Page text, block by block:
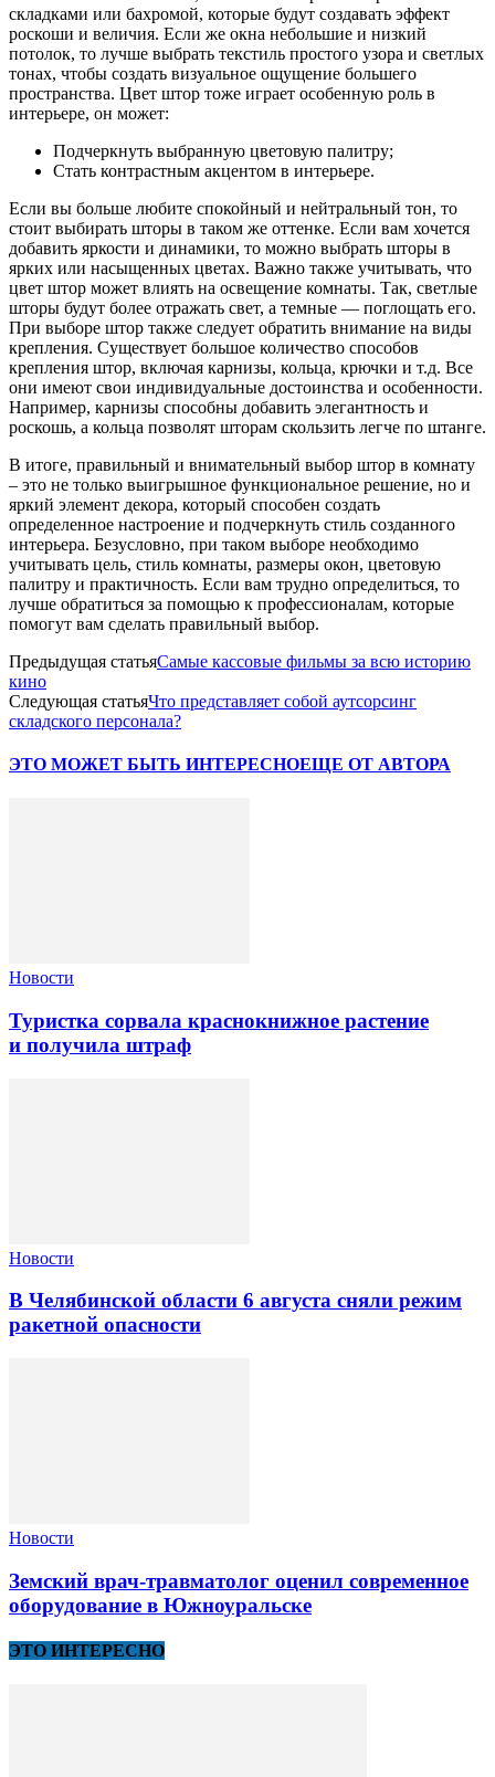
складками или бахромой, которые будут создавать эффект
роскоши и величия. Если же окна небольшие и низкий
потолок, то лучше выбрать текстиль простого узора и светлых
тонах, чтобы создать визуальное ощущение большего
пространства. Цвет штор тоже играет особенную роль в
интерьере, он может:
Подчеркнуть выбранную цветовую палитру;
Стать контрастным акцентом в интерьере.
Если вы больше любите спокойный и нейтральный тон, то
стоит выбирать шторы в таком же оттенке. Если вам хочется
добавить яркости и динамики, то можно выбрать шторы в
ярких или насыщенных цветах. Важно также учитывать, что
цвет штор может влиять на освещение комнаты. Так, светлые
шторы будут более отражать свет, а темные — поглощать его.
При выборе штор также следует обратить внимание на виды
крепления. Существует большое количество способов
крепления штор, включая карнизы, кольца, крючки и т.д. Все
они имеют свои индивидуальные достоинства и особенности.
Например, карнизы способны добавить элегантность и
роскошь, а кольца позволят шторам скользить легче по штанге.
В итоге, правильный и внимательный выбор штор в комнату
– это не только выигрышное функциональное решение, но и
яркий элемент декора, который способен создать
определенное настроение и подчеркнуть стиль созданного
интерьера. Безусловно, при таком выборе необходимо
учитывать цель, стиль комнаты, размеры окон, цветовую
палитру и практичность. Если вам трудно определиться, то
лучше обратиться за помощью к профессионалам, которые
помогут вам сделать правильный выбор.
Предыдущая статьяСамые кассовые фильмы за всю историю
кино
Следующая статьяЧто представляет собой аутсорсинг
складского персонала?
ЭТО МОЖЕТ БЫТЬ ИНТЕРЕСНОЕЩЕ ОТ АВТОРА
Новости
Туристка сорвала краснокнижное растение
и получила штраф
Новости
В Челябинской области 6 августа сняли режим
ракетной опасности
Новости
Земский врач-травматолог оценил современное
оборудование в Южноуральске
ЭТО ИНТЕРЕСНО